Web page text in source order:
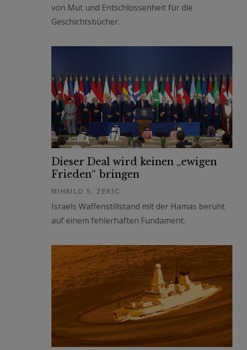
von Mut und Entschlossenheit für die
Geschichtsbücher.
Dieser Deal wird keinen „ewigen
Frieden“ bringen
MIHAILO S. ZEKIC
Israels Waffenstillstand mit der Hamas beruht
auf einem fehlerhaften Fundament.